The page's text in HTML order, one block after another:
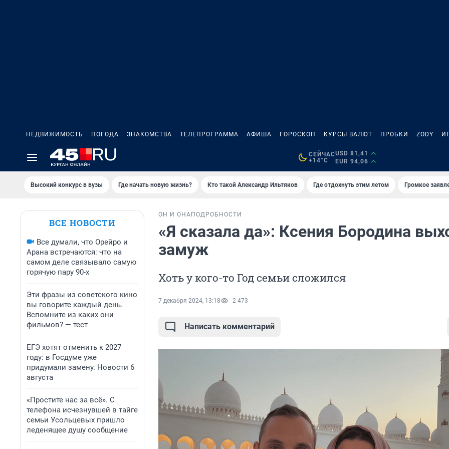
НЕДВИЖИМОСТЬ ПОГОДА ЗНАКОМСТВА ТЕЛЕПРОГРАММА АФИША ГОРОСКОП КУРСЫ ВАЛЮТ ПРОБКИ ZODY
СЕЙЧАС
+14°C
USD 81,41
EUR 94,06
Высокий конкурс в вузы Где начать новую жизнь? Кто такой Александр Ильтяков Где отдохнуть этим летом Громкое
ВСЕ НОВОСТИ
Все думали, что Орейро и
Арана встречаются: что на
самом деле связывало самую
горячую пару 90-х
Эти фразы из советского кино
вы говорите каждый день.
Вспомните из каких они
фильмов? — тест
ЕГЭ хотят отменить к 2027
году: в Госдуме уже
придумали замену. Новости 6
августа
«Простите нас за всё». С
телефона исчезнувшей в тайге
семьи Усольцевых пришло
леденящее душу сообщение
ОН И ОНА ПОДРОБНОСТИ
«Я сказала да»: Ксения Бородина
замуж
Хоть у кого-то Год семьи сложился
7 декабря 2024, 13:18 2 473
Написать комментарий